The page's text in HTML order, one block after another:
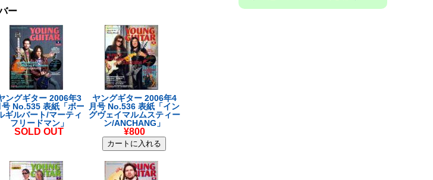
ー
ングギター 2006年3
号 No.535 表紙「ボー
ギルバート/マーティ
フリードマン」
SOLD OUT
ヤングギター 2006年4
月号 No.536 表紙「イン
グヴェイマルムスティー
ン/ANCHANG」
¥800